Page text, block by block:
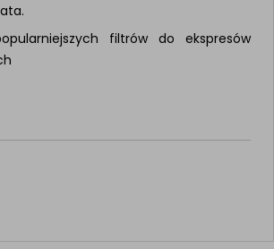
filtrów do ekspresów